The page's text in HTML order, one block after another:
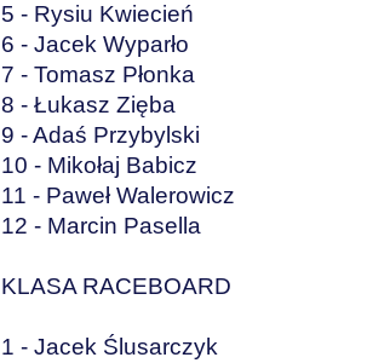
5 - Rysiu Kwiecień
6 - Jacek Wyparło
7 - Tomasz Płonka
8 - Łukasz Zięba
9 - Adaś Przybylski
10 - Mikołaj Babicz
11 - Paweł Walerowicz
12 - Marcin Pasella
KLASA RACEBOARD
1 - Jacek Ślusarczyk